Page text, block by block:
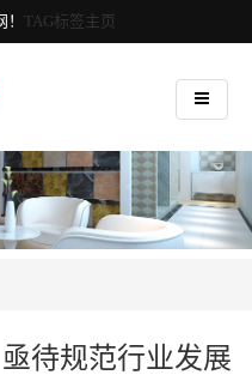
TAG标签主页
待规范行业发展